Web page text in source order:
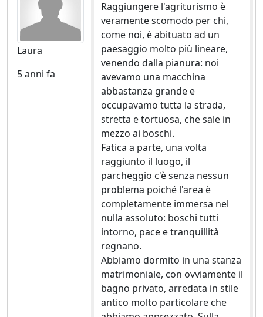
Laura
5 anni fa
Raggiungere l'agriturismo è
veramente scomodo per chi,
come noi, è abituato ad un
paesaggio molto più lineare,
venendo dalla pianura: noi
avevamo una macchina
abbastanza grande e
occupavamo tutta la strada,
stretta e tortuosa, che sale in
mezzo ai boschi.
Fatica a parte, una volta
raggiunto il luogo, il
parcheggio c'è senza nessun
problema poiché l'area è
completamente immersa nel
nulla assoluto: boschi tutti
intorno, pace e tranquillità
regnano.
Abbiamo dormito in una stanza
matrimoniale, con ovviamente il
bagno privato, arredata in stile
antico molto particolare che